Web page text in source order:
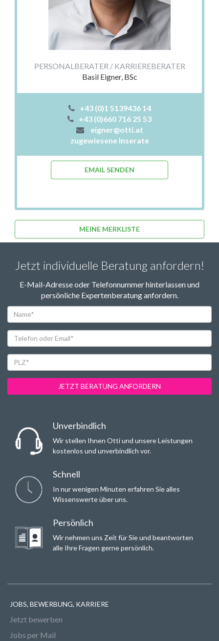
PERSONALBERATER / KARRIEREBERATER
Basil Eigner, BSc
+43 (0)1 5139436 14
+43 (0)660 716 25 53
eigner@otti.at
zugewiesene Inserate
EMAIL SENDEN
MEINE MERKLISTE
Jetzt individuelle Beratung anfordern!
E-Mail-Adresse oder Telefonnummer hinterlassen und
persönliche Expertenberatung anfordern.
oder
Email*
JETZT BERATUNG ANFORDERN
Unverbindlich
Wir stellen Ihnen Otti und unsere Leistungen
kostenlos und unverbindlich vor.
Schnell
In nur wenigen Minuten erfahren Sie alles
Wissenswerte über uns.
Persönlich
Wir nehmen uns Zeit für Sie und beantworten
alle Ihre Fragen gerne persönlich.
JOBS, BEWERBUNG, KARRIERE
Jetzt bewerben
Jobs per Mail